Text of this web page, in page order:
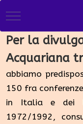
Mobile Menu
Per la
Acquariana
abbiamo
150 fra
in Italia e dei
1972/1992,